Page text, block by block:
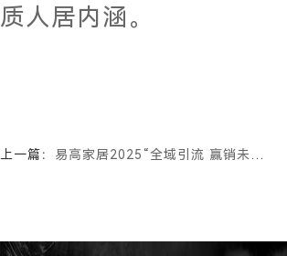
质人居内涵。
上一篇： 易高家居2025“全域引流 赢销未来”总经理特训营圆满收官！